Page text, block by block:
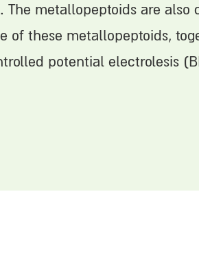
metallopeptoids are also
of these metallopeptoids,
potential electrolesis